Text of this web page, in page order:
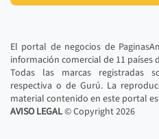
El portal de negocios de
información comercial de 11 países
Todas las marcas registradas
respectiva o de Gurú. La
material contenido en este portal
AVISO LEGAL© Copyright2026